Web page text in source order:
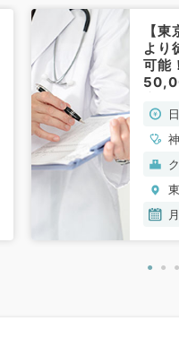
【
より
可能
非常